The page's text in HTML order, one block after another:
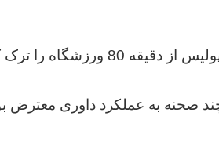
80 ورزشگاه را ترک کردند.
صحنه به عملکرد داوری معترض